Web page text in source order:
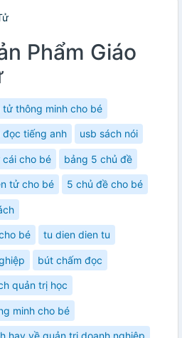
Phẩm Giáo
tử thông minh cho bé
đọc tiếng anh usb sách nói
cho bé bảng 5 chủ đề
tử cho bé 5 chủ đề cho bé
bé tu dien dien tu
bút chấm đọc
quản trị học
minh cho bé